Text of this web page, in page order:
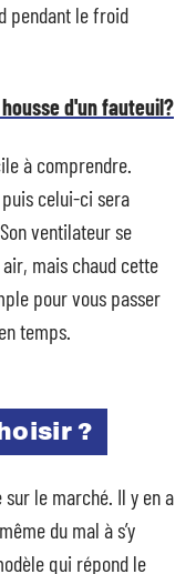
pendant le froid
d'un fauteuil?
à comprendre.
puis celui-ci sera
ventilateur se
mais chaud cette
pour vous passer
temps.
?
le marché. Il y en a
du mal à s’y
qui répond le